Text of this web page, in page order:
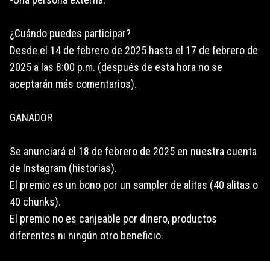
¿Cuándo puedes participar?
Desde el 14 de febrero de 2025 hasta el 17 de febrero de
2025 a las 8:00 p.m. (después de esta hora no se
aceptarán más comentarios).
GANADOR
Se anunciará el 18 de febrero de 2025 en nuestra cuenta
de Instagram (historias).
El premio es un bono por un sampler de alitas (40 alitas o
40 chunks).
El premio no es canjeable por dinero, productos
diferentes ni ningún otro beneficio.